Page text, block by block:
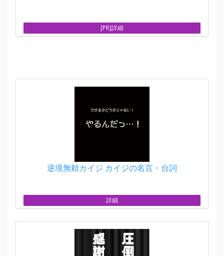
[PR]詳細
逆境無頼カイジ カイジの名言・台詞
詳細